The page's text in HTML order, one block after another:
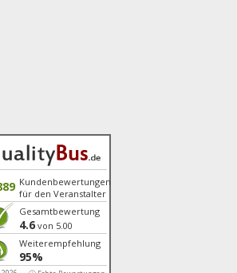
Kundenbewertungen
für den Veranstalter
Gesamtbewertung
4.6 von 5.00
Weiterempfehlung
95%